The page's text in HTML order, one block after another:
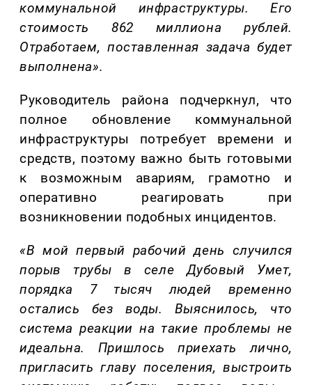
коммунальной инфраструктуры. Его
стоимость 862 миллиона рублей.
Отработаем, поставленная задача будет
выполнена».
Руководитель района подчеркнул, что
полное обновление коммунальной
инфраструктуры потребует времени и
средств, поэтому важно быть готовыми
к возможным авариям, грамотно и
оперативно реагировать при
возникновении подобных инцидентов.
«В мой первый рабочий день случился
порыв трубы в селе Дубовый Умет,
порядка 7 тысяч людей временно
остались без воды. Выяснилось, что
система реакции на такие проблемы не
идеальна. Пришлось приехать лично,
пригласить главу поселения, выстроить